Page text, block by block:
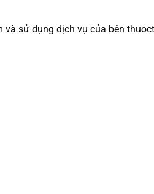
sử dụng dịch vụ của bên